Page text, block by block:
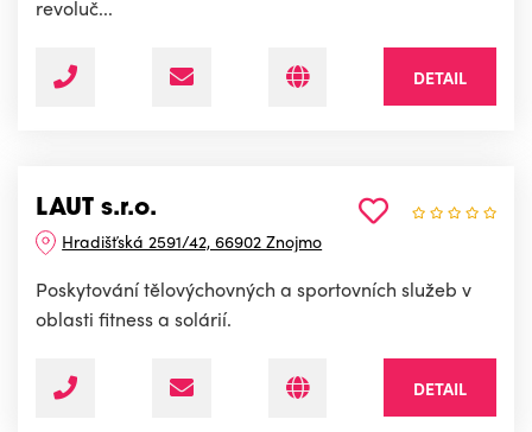
revoluč...
DETAIL
LAUT s.r.o.
Hradišťská 2591/42, 66902 Znojmo
Poskytování tělovýchovných a sportovních služeb v
oblasti fitness a solárií.
DETAIL